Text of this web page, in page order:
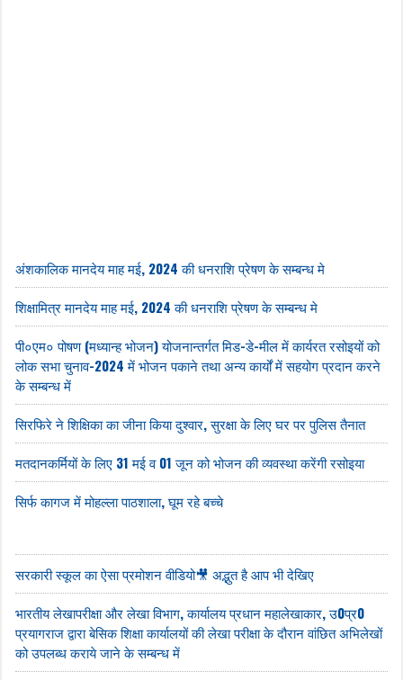
अंशकालिक मानदेय माह मई, 2024 की धनराशि प्रेषण के सम्बन्ध मे
शिक्षामित्र मानदेय माह मई, 2024 की धनराशि प्रेषण के सम्बन्ध मे
पी०एम० पोषण (मध्यान्ह भोजन) योजनान्तर्गत मिड-डे-मील में कार्यरत रसोइयों को
लोक सभा चुनाव-2024 में भोजन पकाने तथा अन्य कार्यों में सहयोग प्रदान करने
के सम्बन्ध में
सिरफिरे ने शिक्षिका का जीना किया दुश्वार, सुरक्षा के लिए घर पर पुलिस तैनात
मतदानकर्मियों के लिए 31 मई व 01 जून को भोजन की व्यवस्था करेंगी रसोइया
सिर्फ कागज में मोहल्ला पाठशाला, घूम रहे बच्चे
सरकारी स्कूल का ऐसा प्रमोशन वीडियो🎥 अद्भुत है आप भी देखिए
भारतीय लेखापरीक्षा और लेखा विभाग, कार्यालय प्रधान महालेखाकार, उ0प्र0
प्रयागराज द्वारा बेसिक शिक्षा कार्यालयों की लेखा परीक्षा के दौरान वांछित अभिलेखों
को उपलब्ध कराये जाने के सम्बन्ध में